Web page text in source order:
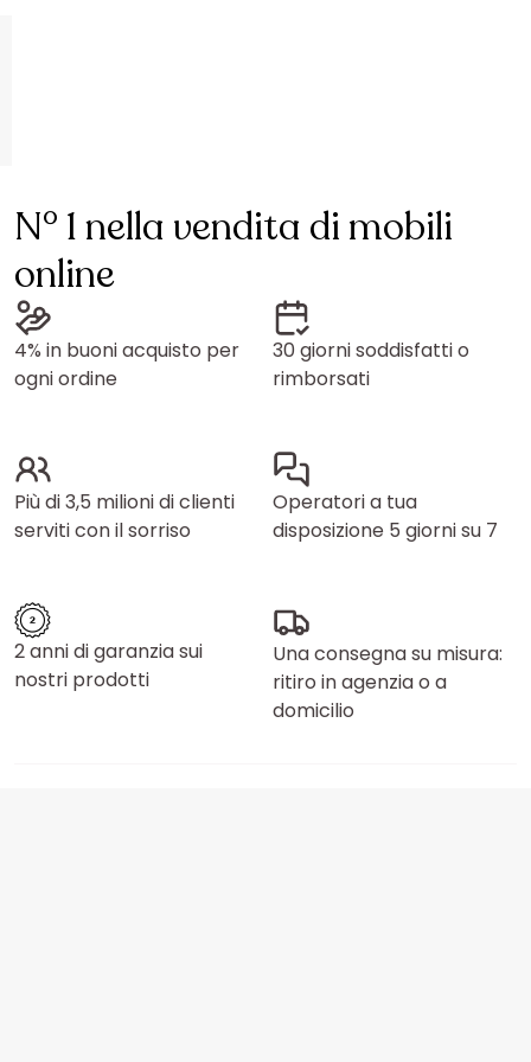
N° 1 nella vendita di mobili
online
4% in buoni acquisto per
ogni ordine
30 giorni soddisfatti o
rimborsati
Più di 3,5 milioni di clienti
serviti con il sorriso
Operatori a tua
disposizione 5 giorni su 7
2 anni di garanzia sui
nostri prodotti
Una consegna su misura:
ritiro in agenzia o a
domicilio